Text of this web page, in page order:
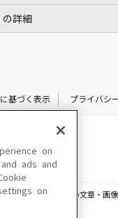
の詳細
基づく表示 プライバシ
掲載されている一切の文章・画
on
ads and
on